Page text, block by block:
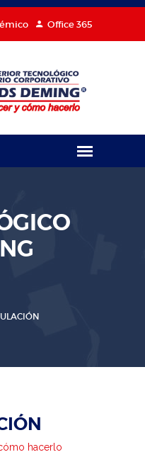
Office 365
hacerlo